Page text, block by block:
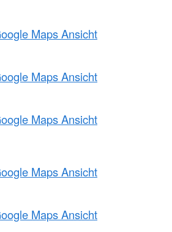
Maps Ansicht
Maps Ansicht
Maps Ansicht
Maps Ansicht
Maps Ansicht